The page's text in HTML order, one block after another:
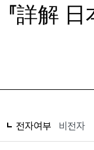
『詳解 日
전자여부 비전자